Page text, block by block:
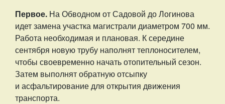
Первое. На Обводном от Садовой до Логинова
идет замена участка магистрали диаметром 700 мм.
Работа необходимая и плановая. К середине
сентября новую трубу наполнят теплоносителем,
чтобы своевременно начать отопительный сезон.
Затем выполнят обратную отсыпку
и асфальтирование для открытия движения
транспорта.